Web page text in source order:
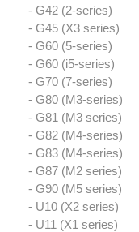
- G42 (2-series)
- G45 (X3 series)
- G60 (5-series)
- G60 (i5-series)
- G70 (7-series)
- G80 (M3-series)
- G81 (M3 series)
- G82 (M4-series)
- G83 (M4-series)
- G87 (M2 series)
- G90 (M5 series)
- U10 (X2 series)
- U11 (X1 series)